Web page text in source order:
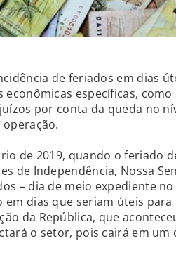
de feriados em dias
econômicas específicas,
por conta da queda no
de 2019, quando o feriado
de Independência, Nossa
– dia de meio expediente
em dias que seriam úteis
da República, que
o setor, pois cairá em um